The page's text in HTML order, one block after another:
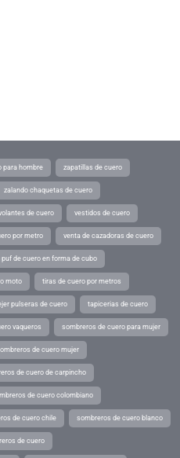
para hombre zapatillas de cuero
zalando chaquetas de cuero
de cuero vestidos de cuero
por metro venta de cazadoras de cuero
puf de cuero en forma de cubo
moto tiras de cuero por metros
pulseras de cuero tapicerias de cuero
vaqueros sombreros de cuero para mujer
de cuero mujer
de cuero de carpincho
de cuero colombiano
de cuero chile sombreros de cuero blanco
de cuero